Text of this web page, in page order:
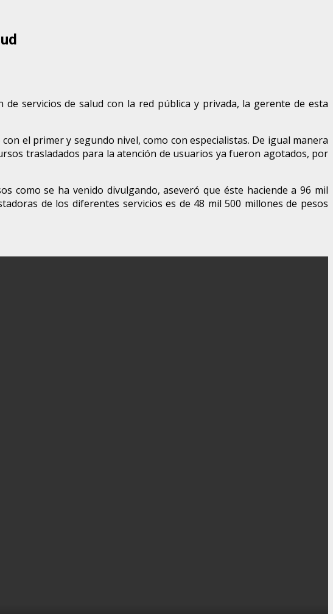
servicios de salud con la red pública y privada, la gerente de esta
el primer y segundo nivel, como con especialistas. De igual manera
trasladados para la atención de usuarios ya fueron agotados, por
como se ha venido divulgando, aseveró que éste haciende a 96 mil
de los diferentes servicios es de 48 mil 500 millones de pesos